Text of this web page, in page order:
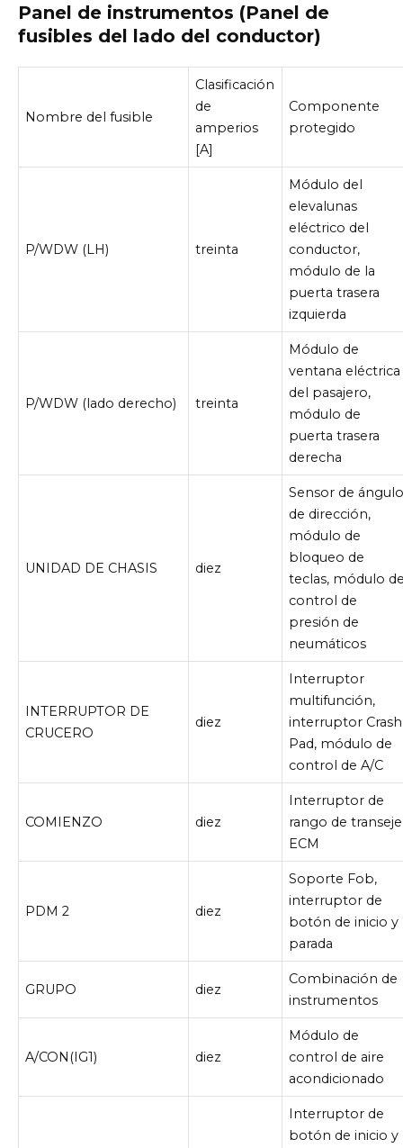
Panel de instrumentos (Panel de
fusibles del lado del conductor)
Nombre del fusible
Clasificación
de
amperios
[A]
Componente
protegido
P/WDW (LH) treinta
Módulo del
elevalunas
eléctrico del
conductor,
módulo de la
puerta trasera
izquierda
P/WDW (lado derecho) treinta
Módulo de
ventana eléctrica
del pasajero,
módulo de
puerta trasera
derecha
UNIDAD DE CHASIS diez
Sensor de
de dirección,
módulo de
bloqueo de
teclas, módulo
control de
presión de
neumáticos
INTERRUPTOR DE
CRUCERO
diez
Interruptor
multifunción,
interruptor Crash
Pad, módulo de
control de A/C
COMIENZO diez
Interruptor de
rango de
ECM
PDM 2 diez
Soporte Fob,
interruptor de
botón de inicio y
parada
GRUPO diez
Combinación de
instrumentos
A/CON(IG1) diez
Módulo de
control de aire
acondicionado
Interruptor de
botón de inicio y